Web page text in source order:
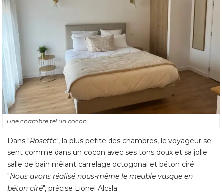
Une chambre tel un cocon
Dans "Rosette", la plus petite des chambres, le voyageur se
sent comme dans un cocon avec ses tons doux et sa jolie
salle de bain mêlant carrelage octogonal et béton ciré.
"Nous avons réalisé nous-même le meuble vasque en
béton ciré", précise Lionel Alcala.